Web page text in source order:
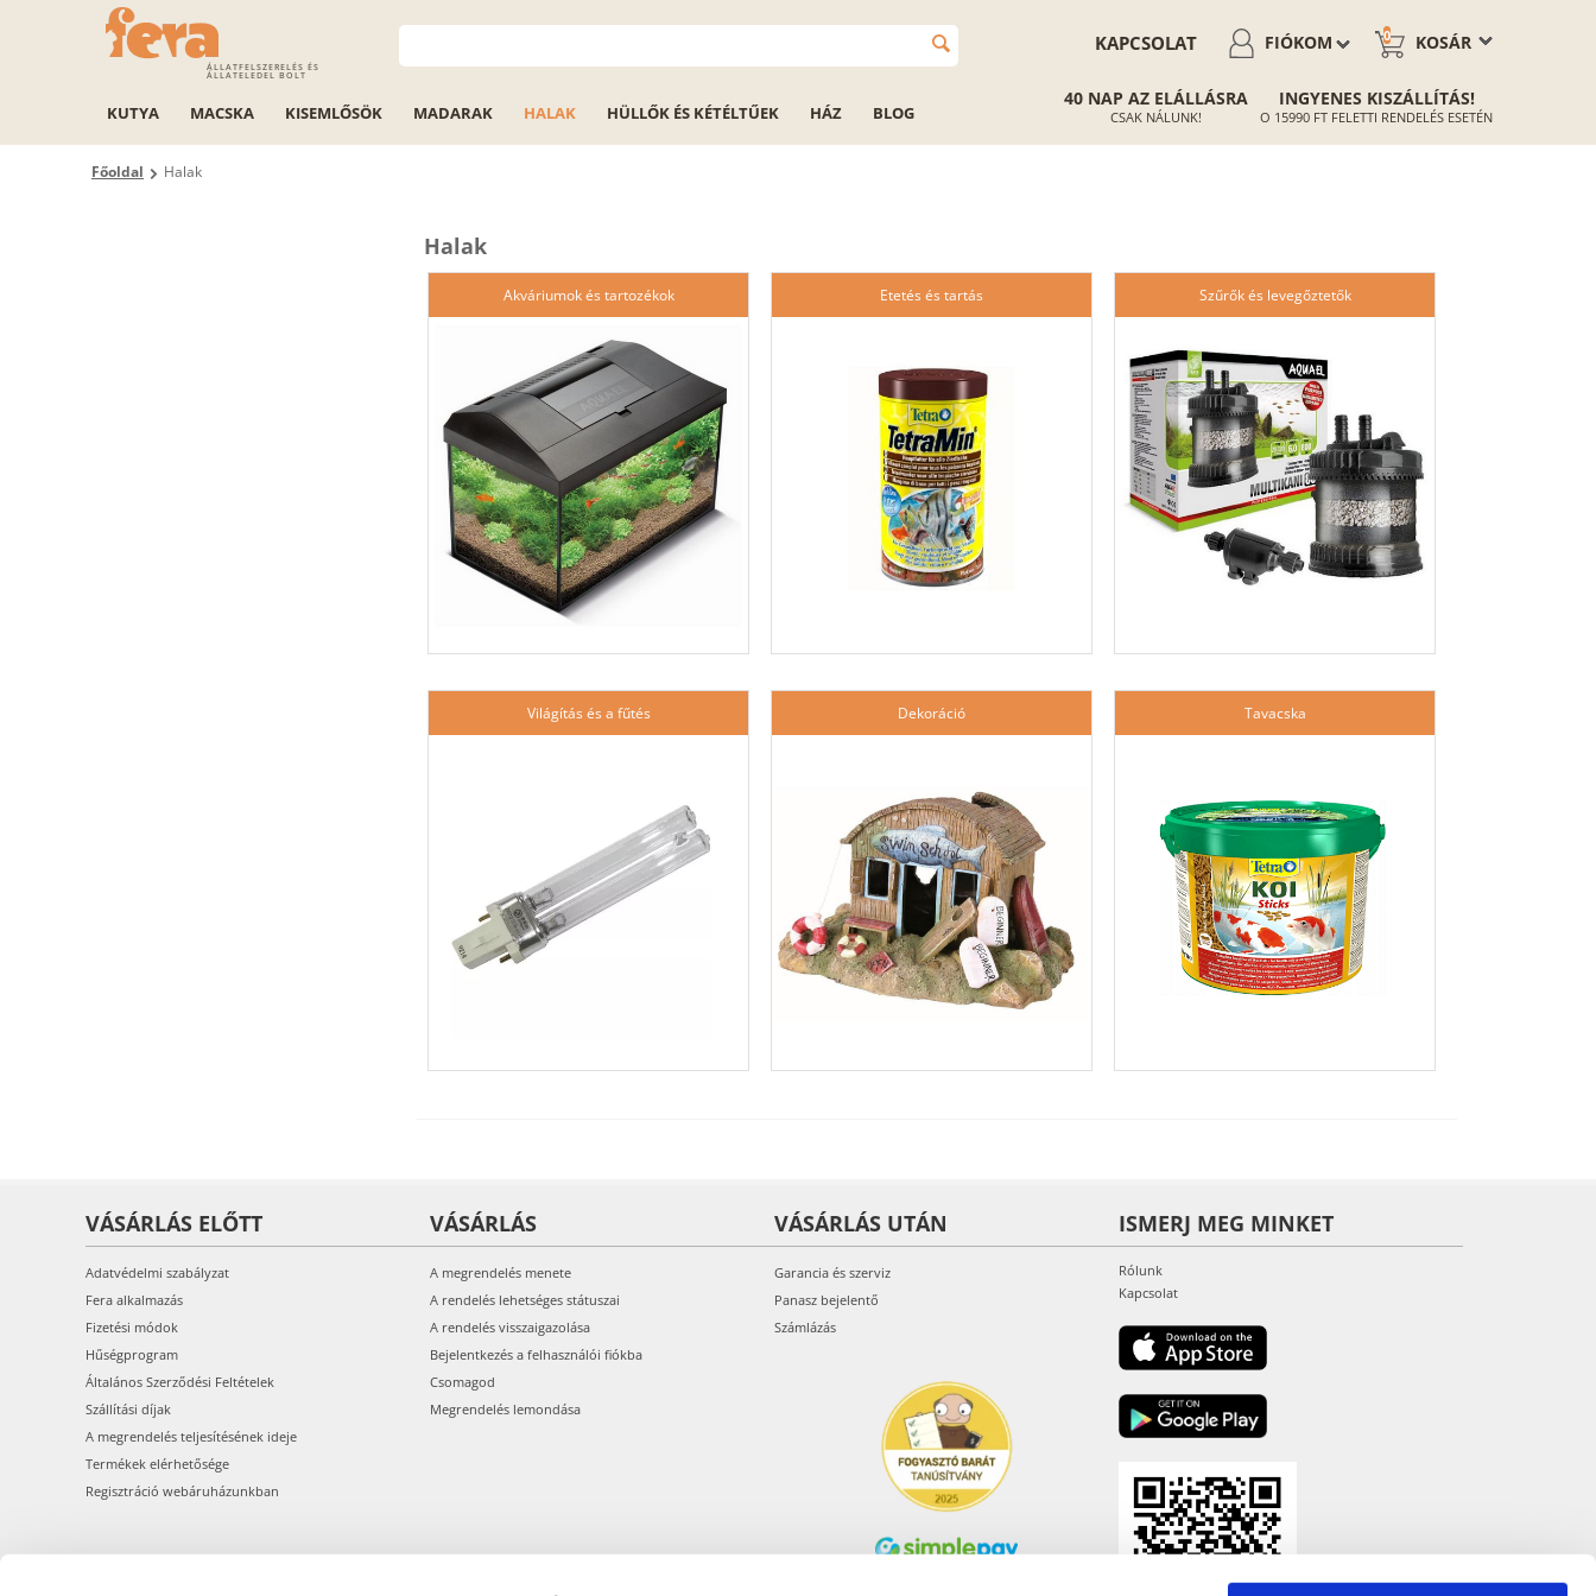
ÁLLATFELSZERELÉS ÉS
ÁLLATELEDEL BOLT
KOSÁR
0
FIÓKOM
KAPCSOLAT
KUTYA MACSKA KISEMLŐSÖK MADARAK HALAK HÜLLŐK ÉS KÉTÉLTŰEK HÁZ BLOG
40 NAP AZ ELÁLLÁSRA
CSAK NÁLUNK!
INGYENES KISZÁLLÍTÁS!
O 15990 FT FELETTI RENDELÉS ESETÉN
Főoldal Halak
Halak
Akváriumok és tartozékok Etetés és tartás Szűrők és levegőztetők
Világítás és a fűtés Dekoráció Tavacska
VÁSÁRLÁS ELŐTT
Adatvédelmi szabályzat
Fera alkalmazás
Fizetési módok
Hűségprogram
Általános Szerződési Feltételek
Szállítási díjak
A megrendelés teljesítésének ideje
Termékek elérhetősége
Regisztráció webáruházunkban
VÁSÁRLÁS
A megrendelés menete
A rendelés lehetséges státuszai
A rendelés visszaigazolása
Bejelentkezés a felhasználói fiókba
Csomagod
Megrendelés lemondása
VÁSÁRLÁS UTÁN
Garancia és szerviz
Panasz bejelentő
Számlázás
ISMERJ MEG MINKET
Rólunk
Kapcsolat